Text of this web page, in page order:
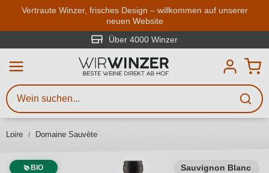
Zum Hauptinhalt springen
Vertraute Winzer, frisches Design – willkommen auf unserer
neuen Website
Über 4000 Winzer
Loire Domaine Sauvète
Sauvignon Blanc
BIO
Weinsuche
Mindestens 3 Zeichen eingeben
Beschreiben Sie, welchen Wein
Sie suchen – ob nach Geschmack,